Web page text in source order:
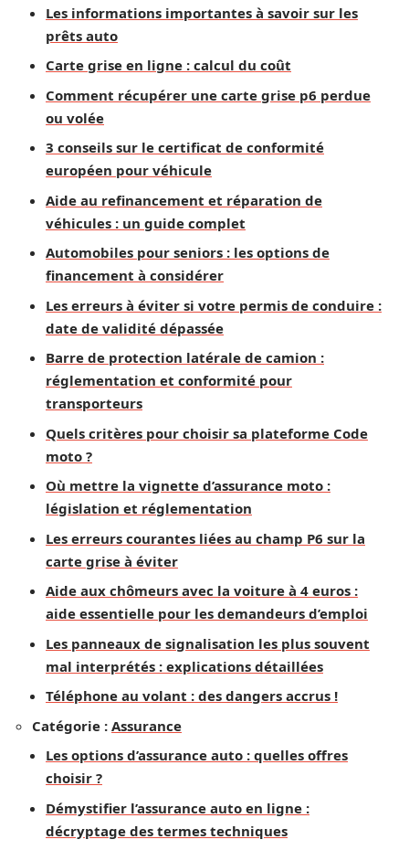
Les informations importantes à savoir sur les
prêts auto
Carte grise en ligne : calcul du coût
Comment récupérer une carte grise p6 perdue
ou volée
3 conseils sur le certificat de conformité
européen pour véhicule
Aide au refinancement et réparation de
véhicules : un guide complet
Automobiles pour seniors : les options de
financement à considérer
Les erreurs à éviter si votre permis de conduire :
date de validité dépassée
Barre de protection latérale de camion :
réglementation et conformité pour
transporteurs
Quels critères pour choisir sa plateforme Code
moto ?
Où mettre la vignette d’assurance moto :
législation et réglementation
Les erreurs courantes liées au champ P6 sur la
carte grise à éviter
Aide aux chômeurs avec la voiture à 4 euros :
aide essentielle pour les demandeurs d’emploi
Les panneaux de signalisation les plus souvent
mal interprétés : explications détaillées
Téléphone au volant : des dangers accrus !
Catégorie : Assurance
Les options d’assurance auto : quelles offres
choisir ?
Démystifier l’assurance auto en ligne :
décryptage des termes techniques